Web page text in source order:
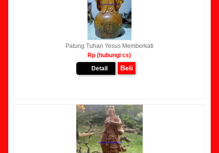
Patung Tuhan Yesus Memberkati
Rp (hubungi cs)
Detail
Beli